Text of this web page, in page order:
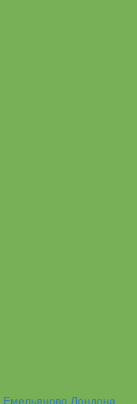
Емельяново Лондона